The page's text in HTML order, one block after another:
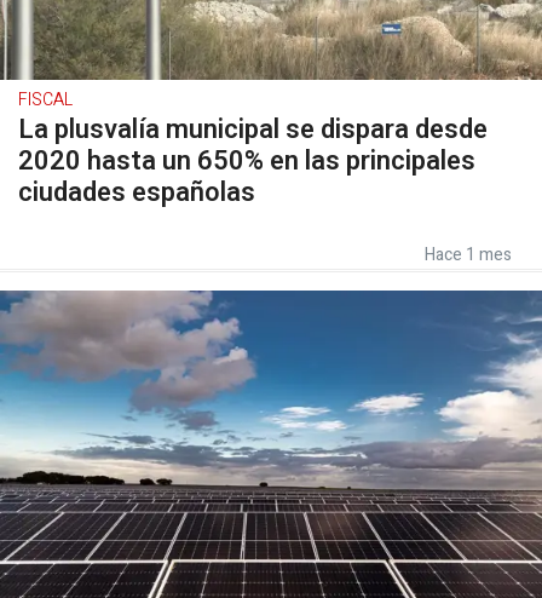
FISCAL
La plusvalía municipal se dispara desde
2020 hasta un 650% en las principales
ciudades españolas
Hace 1 mes